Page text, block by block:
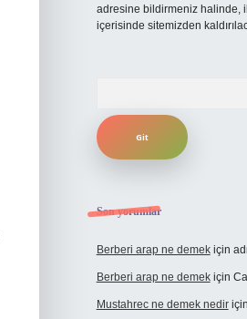
adresine bildirmeniz halinde,
içerisinde sitemizden
Son yorumlar
Berberi arap ne demekiçin
Berberi arap ne demekiçin
Mustahrec ne demek nediriçin